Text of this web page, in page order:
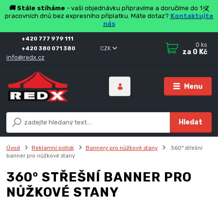
🚚 Stále stíháme - vaši objednávku připravíme a doručíme do 1-2
pracovních dnů bez expresního příplatku. Máte dotaz? Kontaktujte
nás
Menu
CZK
Hledat
+420 777 979 111
+420 380 071 380
info@redx.cz
0 ks
za 0 Kč
Úvod Reklamní potisk Bannery pro nůžkové stany
360° střešní
banner pro nůžkové stany
360° STŘEŠNÍ BANNER PRO
NŮŽKOVÉ STANY